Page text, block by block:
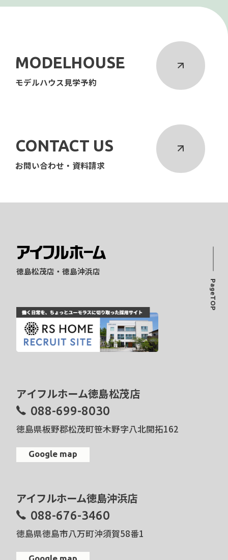
MODELHOUSE
モデルハウス見学予約
CONTACT US
お問い合わせ・資料請求
徳島松茂店・徳島沖浜店
アイフルホーム徳島松茂店
088-699-8030
徳島県板野郡松茂町笹木野字八北開拓162
Google map
アイフルホーム徳島沖浜店
088-676-3460
徳島県徳島市八万町沖須賀58番1
PageTOP